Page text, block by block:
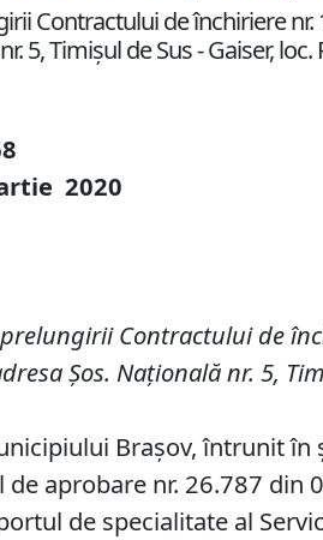
Contractului de închiriere
5, Timişul de Sus - Gaiser,
2020
Contractului de
Şos. Naţională nr. 5,
Brașov, întrunit
de aprobare nr. 26.787
de specialitate al